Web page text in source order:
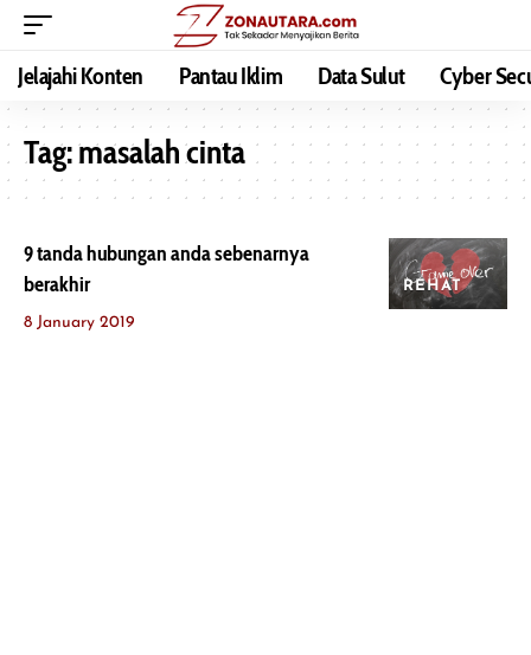
Jelajahi Konten Pantau Iklim Data Sulut Cyber
Tag:masalah cinta
REHAT
9 tanda hubungan anda sebenarnya
berakhir
8 January 2019